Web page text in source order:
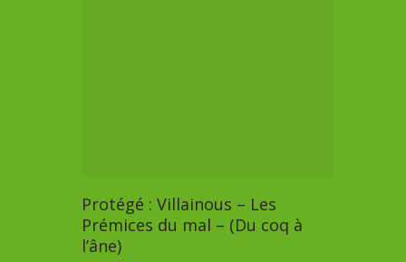
Ajouter Au Panier
Protégé : Villainous – Les
Prémices du mal – (Du coq à
l’âne)